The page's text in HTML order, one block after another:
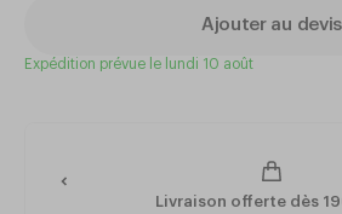
Ajouter au devis
Expédition prévue le lundi 10 août
Livraison offerte dès